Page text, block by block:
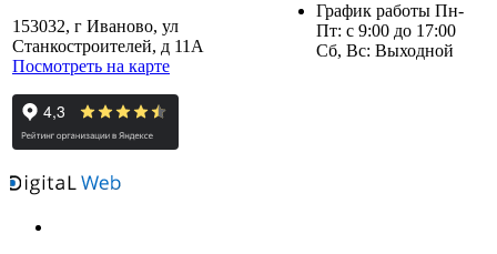
153032, г Иваново, ул
Станкостроителей, д 11А
Посмотреть на карте
График работы Пн-
Пт: с 9:00 до 17:00
Сб, Вс: Выходной